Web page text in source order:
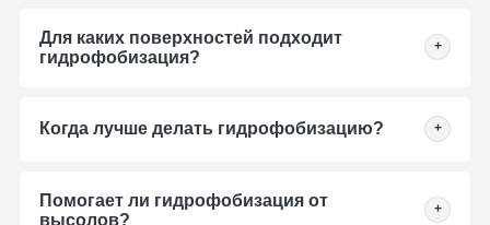
снижает впитывание воды. Материал меньше
Для каких поверхностей подходит
гидрофобизация?
+
камня, плитки, цоколей, фасадов и других
Когда лучше делать гидрофобизацию? +
от грязи, высолов и налёта. Поверхность должна
Помогает ли гидрофобизация от
высолов?
+